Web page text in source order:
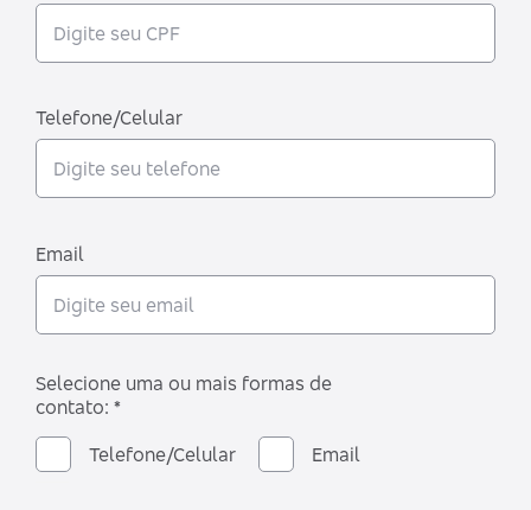
Telefone/Celular
Email
Selecione uma ou mais formas de
contato: *
Telefone/Celular
Email